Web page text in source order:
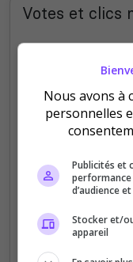
Votes et clics
10
30
Sept Oct Nov
Nous avons à
personnelles
Publicités et
performance
d’audience
Stocker et/
appareil